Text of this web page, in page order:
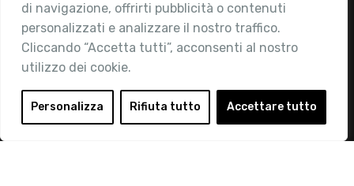
di navigazione, offrirti pubblicità o contenuti
personalizzati e analizzare il nostro traffico.
Cliccando “Accetta tutti”, acconsenti al nostro
utilizzo dei cookie.
Personalizza Rifiuta tutto Accettare tutto
Attività
Contatti
Area Riservata
Login
Diventa Socio